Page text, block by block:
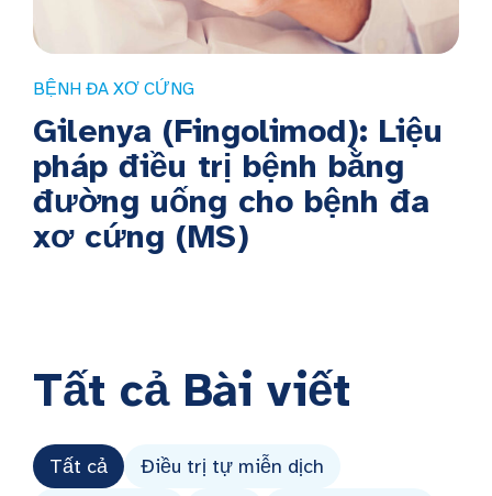
BỆNH ĐA XƠ CỨNG
Gilenya (Fingolimod): Liệu
pháp điều trị bệnh bằng
đường uống cho bệnh đa
xơ cứng (MS)
Tất cảBài viết
Tất cả Điều trị tự miễn dịch